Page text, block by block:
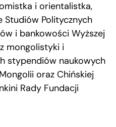
i orientalistka,
Politycznych
i bankowości Wyższej
mongolistyki i
stypendiów naukowych
oraz Chińskiej
Rady Fundacji